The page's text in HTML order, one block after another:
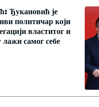
Ђукановић је
политичар који
властитог и
самог себе